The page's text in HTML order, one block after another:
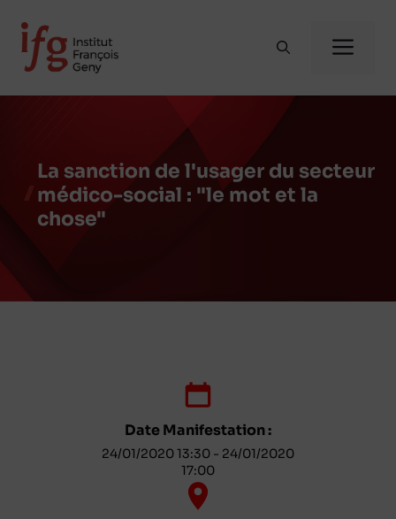
contenu
La sanction de l'usager du secteur
médico-social : "le mot et la
chose"
Date Manifestation :
24/01/2020 13:30 - 24/01/2020
17:00